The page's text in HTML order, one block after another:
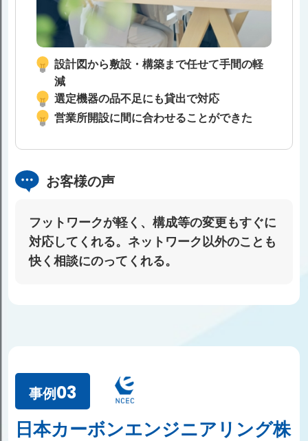
設計図から敷設・構築まで任せて⼿間の軽
減
選定機器の品不⾜にも貸出で対応
営業所開設に間に合わせることができた
お客様の声
フットワークが軽く、構成等の変更もすぐに
対応してくれる。ネットワーク以外のことも
快く相談にのってくれる。
事例03
⽇本カーボンエンジニアリング株